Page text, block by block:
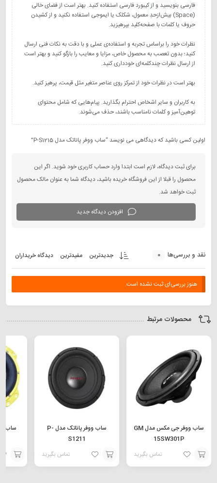
فارسی بنویسید و از کیبورد فارسی استفاده کنید. بهتر است از فضای خالی
(Space) بیش‌از‌حدِ معمول، شکلک یا ایموجی استفاده نکنید و از کشیدن
نظرات خود را براساس تجربه و استفاده‌ی عملی و با دقت به نکات فنی ارسال
کنید؛ بدون تعصب به محصول خاص، مزایا و معایب را بازگو کنید و بهتر است
به کاربران و سایر اشخاص احترام بگذارید. پیام‌هایی که شامل محتوای
توهین‌آمیز و کلمات نامناسب باشند، حذف می‌شوند.
اولین کسی باشید که دیدگاهی می نویسد “ساب ووفر پاناتک مدل P-S1215”
برای ثبت دیدگاه، لازم است ابتدا وارد حساب کاربری خود شوید. اگر این
محصول را قبلا از این فروشگاه خریده باشید، دیدگاه شما به عنوان مالک محصول
ثبت خواهد شد.
افزودن دیدگاه جدید
نقد و بررسی‌ها 0 جدیدترین مفیدترین دیدگاه خریداران
هنوز بررسی‌ای ثبت نشده است.
محصولات مرتبط
ساب ووفر جی مکس مدل GM
15SW301P
تماس بگیرید
افزودن
ساب ووفر پاناتک مدل P-
S1211
تماس بگیرید
افزودن
افزودن